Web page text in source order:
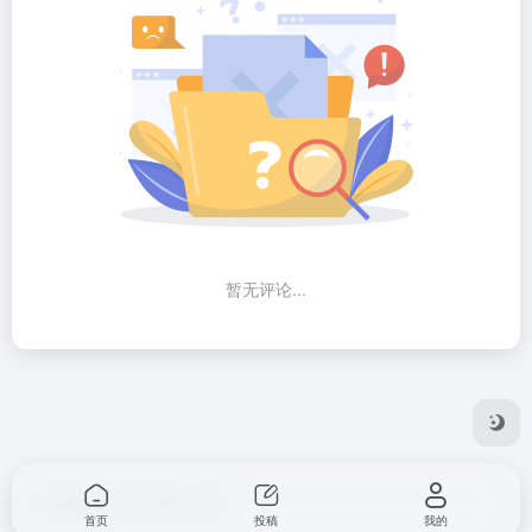
暂无评论...
Copyright © 2026
首页 投稿 我的